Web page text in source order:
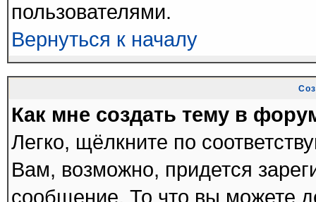
пользователями.
Вернуться к началу
Как мне создать тему в
Легко, щёлкните по
Вам, возможно, придется
сообщение. То что вы можете